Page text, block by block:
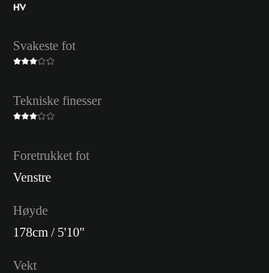
HV
Svakeste fot
Tekniske finesser
Foretrukket fot
Venstre
Høyde
178cm / 5'10"
Vekt